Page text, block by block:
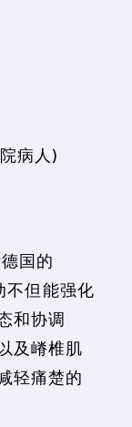
病人)
国的
不但能强化
和协调
及嵴椎肌
轻痛楚的